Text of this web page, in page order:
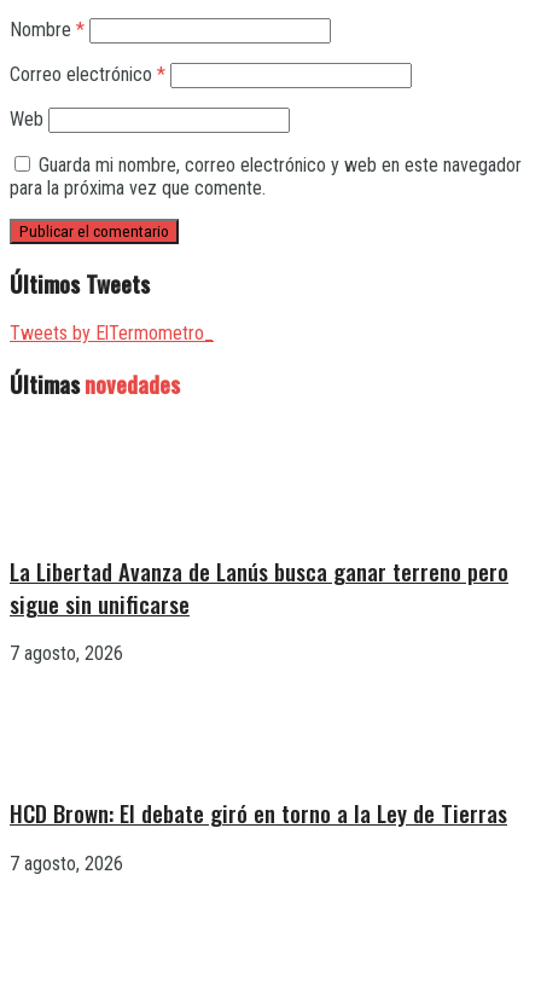
Nombre *
Correo electrónico *
Web
Guarda mi nombre, correo electrónico y web en este navegador
para la próxima vez que comente.
Últimos Tweets
Tweets by ElTermometro_
Últimasnovedades
La Libertad Avanza de Lanús busca ganar terreno pero
sigue sin unificarse
7 agosto, 2026
HCD Brown: El debate giró en torno a la Ley de Tierras
7 agosto, 2026